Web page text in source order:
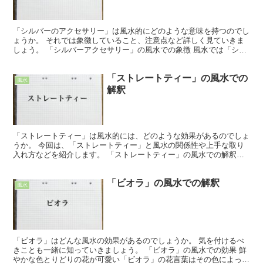
「シルバーのアクセサリー」は風水的にどのような意味を持つのでし
ょうか。 それでは象徴していること、注意点など詳しく見ていきま
しょう。 「シルバーアクセサリー」の風水での象徴 風水では「シル
風水
「ストレートティー」の風水での
解釈
「ストレートティー」は風水的には、どのような効果があるのでしょ
うか。 今回は、「ストレートティー」と風水の関係性や上手な取り
入れ方などを紹介します。 「ストレートティー」の風水での解釈
風水 「ビオラ」の風水での解釈
「ビオラ」はどんな風水の効果があるのでしょうか。 気を付けるべ
きことも一緒に知っていきましょう。 「ビオラ」の風水での効果 鮮
やかな色とりどりの花が可愛い「ビオラ」の花言葉はその色によって